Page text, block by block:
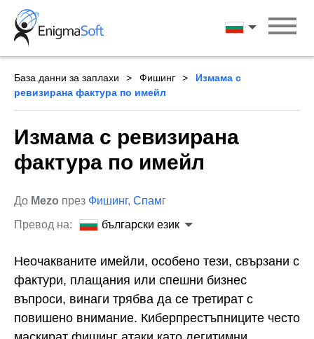
Skip
content
български
База данни за заплахи Фишинг
Измама с
ревизирана фактура по имейл
Измама с ревизирана
фактура по имейл
До Mezo през Фишинг, Спамг
Превод на:
български език
Неочакваните имейли, особено тези, свързани с
фактури, плащания или спешни бизнес
въпроси, винаги трябва да се третират с
повишено внимание. Киберпрестъпниците често